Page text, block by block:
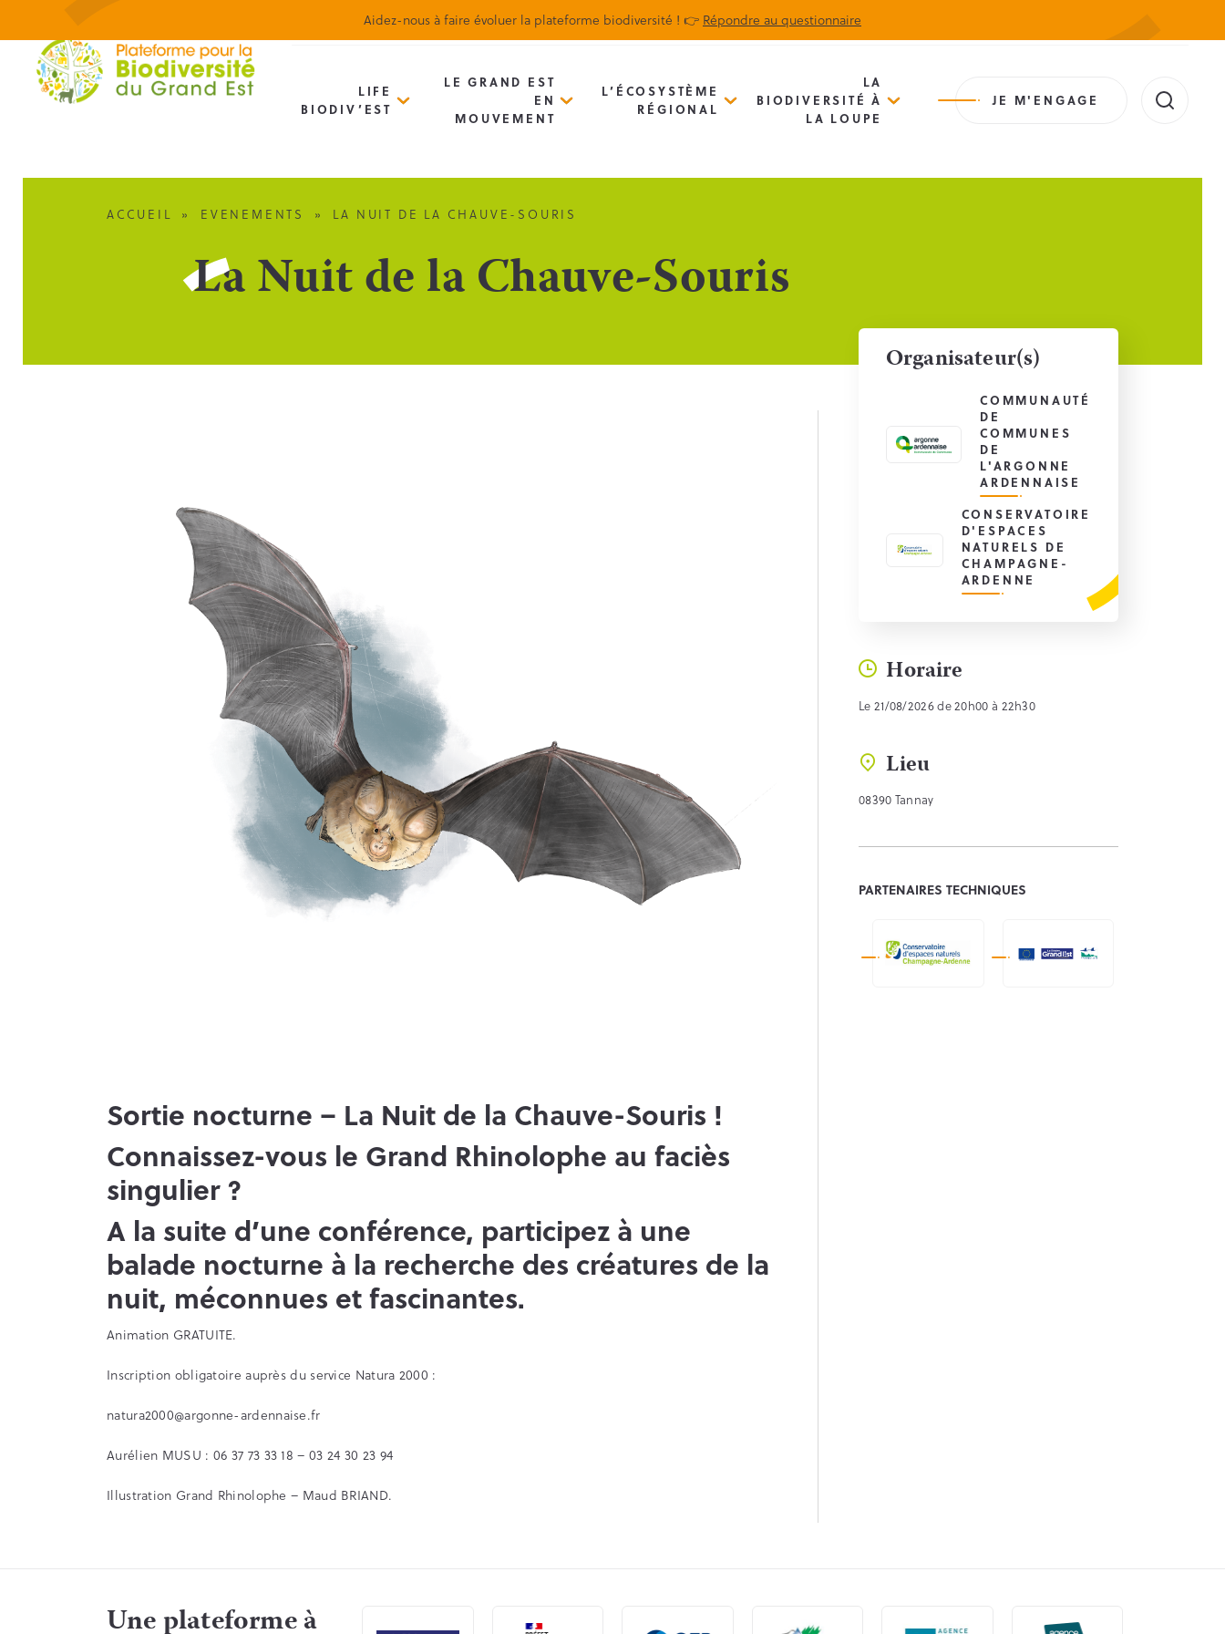
Aidez-nous à faire évoluer la plateforme biodiversité ! 👉 Répondre au questionnaire
Biodiv’Map Newsletter Actualités
LIFE
BIODIV’EST
LE GRAND EST
EN
MOUVEMENT
L’ÉCOSYSTÈME
RÉGIONAL
LA
BIODIVERSITÉ À
LA LOUPE
JE M'ENGAGE
ACCUEIL » EVENEMENTS » LA NUIT DE LA CHAUVE-SOURIS
La Nuit de la Chauve-Souris
Sortie nocturne – La Nuit de la Chauve-Souris !
Connaissez-vous le Grand Rhinolophe au faciès
singulier ?
A la suite d’une conférence, participez à une
balade nocturne à la recherche des créatures de la
nuit, méconnues et fascinantes.
Animation GRATUITE.
Inscription obligatoire auprès du service Natura 2000 :
natura2000@argonne-ardennaise.fr
Aurélien MUSU : 06 37 73 33 18 – 03 24 30 23 94
Illustration Grand Rhinolophe – Maud BRIAND.
Organisateur(s)
COMMUNAUTÉ
DE
COMMUNES
DE
L'ARGONNE
ARDENNAISE
CONSERVATOIRE
D'ESPACES
NATURELS DE
CHAMPAGNE-
ARDENNE
Horaire
Le 21/08/2026 de 20h00 à 22h30
Lieu
08390 Tannay
PARTENAIRES TECHNIQUES
Une plateforme à